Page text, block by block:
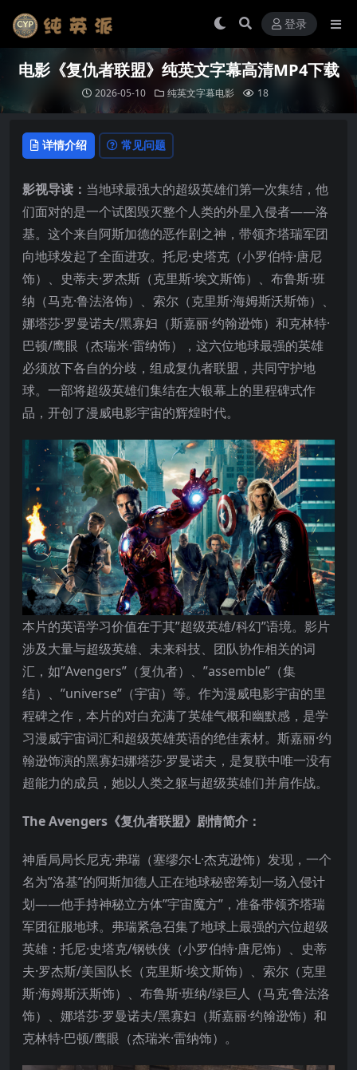
登录
电影《复仇者联盟》纯英文字幕高清MP4下载
2026-05-10 纯英文字幕电影 18
详情介绍 常见问题
影视导读： 当地球最强大的超级英雄们第一次集结，他
们面对的是一个试图毁灭整个人类的外星入侵者——洛
基。这个来自阿斯加德的恶作剧之神，带领齐塔瑞军团
向地球发起了全面进攻。托尼·史塔克（小罗伯特·唐尼
饰）、史蒂夫·罗杰斯（克里斯·埃文斯饰）、布鲁斯·班
纳（马克·鲁法洛饰）、索尔（克里斯·海姆斯沃斯饰）、
娜塔莎·罗曼诺夫/黑寡妇（斯嘉丽·约翰逊饰）和克林特·
巴顿/鹰眼（杰瑞米·雷纳饰），这六位地球最强的英雄
必须放下各自的分歧，组成复仇者联盟，共同守护地
球。一部将超级英雄们集结在大银幕上的里程碑式作
品，开创了漫威电影宇宙的辉煌时代。
本片的英语学习价值在于其”超级英雄/科幻”语境。影片
涉及大量与超级英雄、未来科技、团队协作相关的词
汇，如”Avengers”（复仇者）、”assemble”（集
结）、”universe”（宇宙）等。作为漫威电影宇宙的里
程碑之作，本片的对白充满了英雄气概和幽默感，是学
习漫威宇宙词汇和超级英雄英语的绝佳素材。斯嘉丽·约
翰逊饰演的黑寡妇娜塔莎·罗曼诺夫，是复联中唯一没有
超能力的成员，她以人类之躯与超级英雄们并肩作战。
The Avengers《复仇者联盟》剧情简介：
神盾局局长尼克·弗瑞（塞缪尔·L·杰克逊饰）发现，一个
名为”洛基”的阿斯加德人正在地球秘密筹划一场入侵计
划——他手持神秘立方体”宇宙魔方”，准备带领齐塔瑞
军团征服地球。弗瑞紧急召集了地球上最强的六位超级
英雄：托尼·史塔克/钢铁侠（小罗伯特·唐尼饰）、史蒂
夫·罗杰斯/美国队长（克里斯·埃文斯饰）、索尔（克里
斯·海姆斯沃斯饰）、布鲁斯·班纳/绿巨人（马克·鲁法洛
饰）、娜塔莎·罗曼诺夫/黑寡妇（斯嘉丽·约翰逊饰）和
克林特·巴顿/鹰眼（杰瑞米·雷纳饰）。